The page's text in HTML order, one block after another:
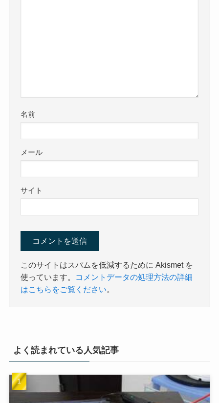
名前
メール
サイト
このサイトはスパムを低減するために Akismet を
使っています。
コメントデータの処理方法の詳細
はこちらをご覧ください。
よく読まれている人気記事